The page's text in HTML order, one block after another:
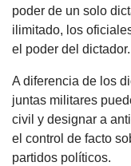
poder de un solo
ilimitado, los
el poder del dictador.
A diferencia de los
juntas militares
civil y designar a
el control de facto
partidos políticos.